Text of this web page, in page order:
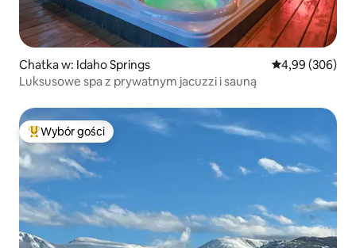
Chatka w: Idaho Springs Średnia
4,99 (306)
Luksusowe spa z prywatnym jacuzzi i sauną
Najpopularniejsze z kategorii Wybór gości
Wybór gości